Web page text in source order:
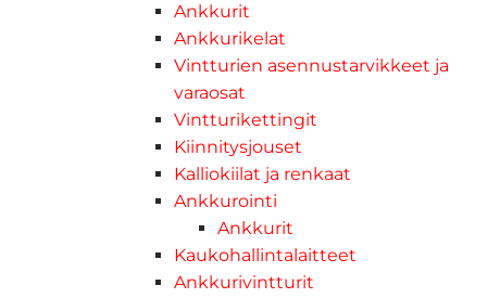
Ankkurit
Ankkurikelat
Vintturien asennustarvikkeet ja
varaosat
Vintturikettingit
Kiinnitysjouset
Kalliokiilat ja renkaat
Ankkurointi
Ankkurit
Kaukohallintalaitteet
Ankkurivintturit